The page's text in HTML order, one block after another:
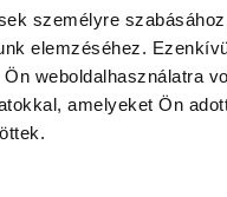
személyre
elemzéséhez.
weboldalhasználatra
amelyeket Ön
FIGYELMEZTETÉS
2026. EDELHOLZ
Bács-Kiskun – Kecskemét,